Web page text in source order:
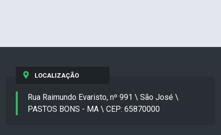
LOCALIZAÇÃO
Rua Raimundo Evaristo, nº 991 \ São José \
PASTOS BONS - MA \ CEP: 65870000